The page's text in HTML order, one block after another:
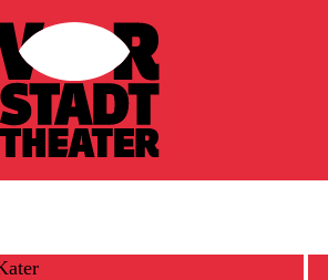
INFO BESUCH
INFO LEHRPERSONEN
ANGEBOT
SCHULBROSCHÜRE